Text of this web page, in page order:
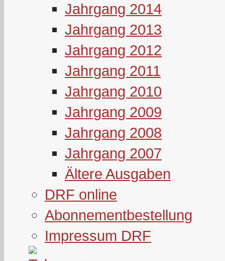
Jahrgang 2014
Jahrgang 2013
Jahrgang 2012
Jahrgang 2011
Jahrgang 2010
Jahrgang 2009
Jahrgang 2008
Jahrgang 2007
Ältere Ausgaben
DRF online
Abonnementbestellung
Impressum DRF